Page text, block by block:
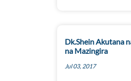
Dk.Shein Akutana
na Mazingira
Jul 03, 2017